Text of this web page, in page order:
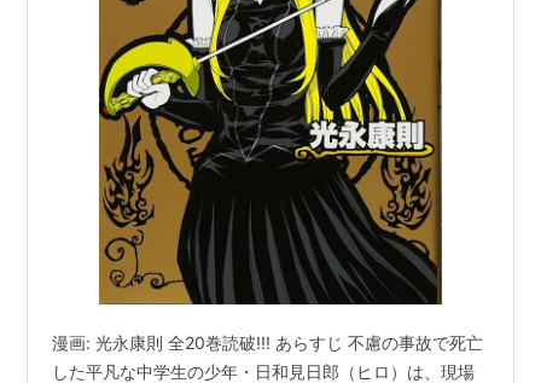
アニメ) 【かいぶつおうじょ 】
リスト::アニメ作品//タイトル/か行
リスト::アニメ作品//2007年
スタッフ
監督：迫井政行
シリーズ構成： ふでやすかずゆき
キャラクターデザイナー・総作画監督：黒田和也
小物デザイン：小堺能夫、LEE SI MIN
色彩設計：上村修司
漫画: 光永康則 全20巻読破!!! あらすじ 不慮の事故で死亡
した平凡な中学生の少年・日和見日郎（ヒロ）は、現場